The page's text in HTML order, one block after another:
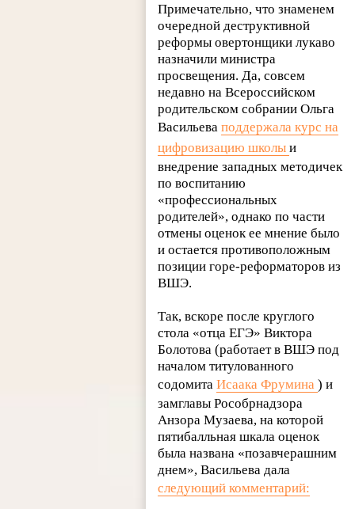
Примечательно, что знаменем
очередной деструктивной
реформы овертонщики лукаво
назначили министра
просвещения. Да, совсем
недавно на Всероссийском
родительском собрании Ольга
Васильеваподдержала курс на
цифровизацию школыи
внедрение западных методичек
по воспитанию
«профессиональных
родителей», однако по части
отмены оценок ее мнение было
и остается противоположным
позиции горе-реформаторов из
ВШЭ.
Так, вскоре после круглого
стола «отца ЕГЭ» Виктора
Болотова (работает в ВШЭ под
началом титулованного
содомитаИсаака Фрумина) и
замглавы Рособрнадзора
Анзора Музаева, на которой
пятибалльная шкала оценок
была названа «позавчерашним
днем», Васильева дала
следующий комментарий: